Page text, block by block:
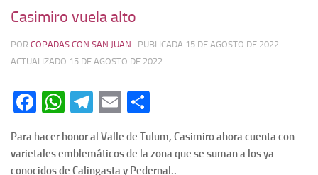
Casimiro vuela alto
POR COPADAS CON SAN JUAN · PUBLICADA 15 DE AGOSTO DE 2022 ·
ACTUALIZADO 15 DE AGOSTO DE 2022
Facebook
WhatsApp
Telegram
Email
Para hacer honor al Valle de Tulum, Casimiro ahora cuenta con
varietales emblemáticos de la zona que se suman a los ya
conocidos de Calingasta y Pedernal..